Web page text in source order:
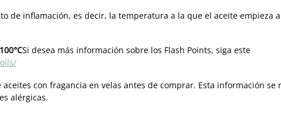
de inflamación, es decir, la temperatura a la que el aceite empieza
Si desea más información sobre los Flash Points, siga este
con fragancia en velas antes de comprar. Esta información se
alérgicas.